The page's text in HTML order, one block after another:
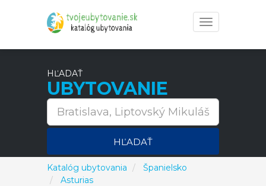
Toggle
navigation
HĽADAŤ
UBYTOVANIE
HĽADAŤ
Katalóg ubytovania
Španielsko
Asturias